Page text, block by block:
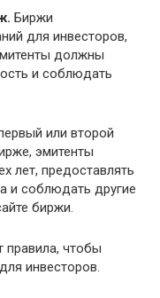
Биржи
для инвесторов,
должны
и соблюдать
или второй
эмитенты
лет, предоставлять
и соблюдать другие
биржи.
чтобы
инвесторов.